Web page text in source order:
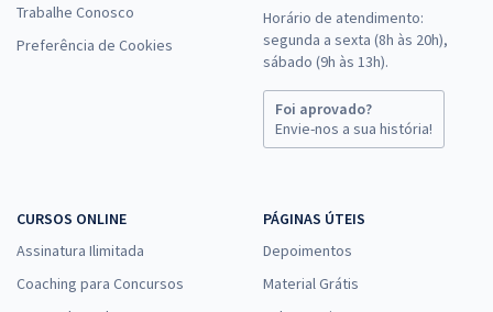
Trabalhe Conosco
Preferência de Cookies
Horário de atendimento:
segunda a sexta (8h às 20h),
sábado (9h às 13h).
Foi aprovado?
Envie-nos a sua história!
CURSOS ONLINE
Assinatura Ilimitada
Coaching para Concursos
PÁGINAS ÚTEIS
Depoimentos
Material Grátis